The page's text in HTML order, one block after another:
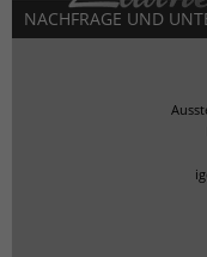
NACHFRAGE UND